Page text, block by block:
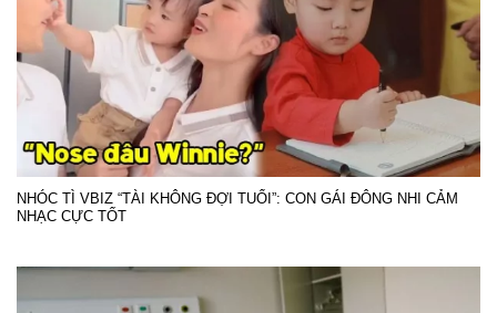
NHÓC TÌ VBIZ “TÀI KHÔNG ĐỢI TUỔI”: CON GÁI ĐÔNG NHI CẢM
NHẠC CỰC TỐT